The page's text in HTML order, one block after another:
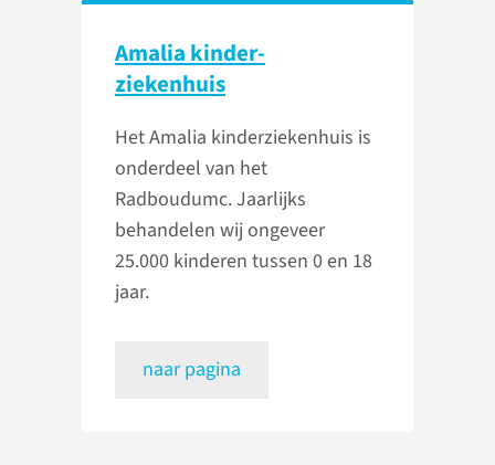
Amalia kinder­
ziekenhuis
Het Amalia kinderziekenhuis is
onderdeel van het
Radboudumc. Jaarlijks
behandelen wij ongeveer
25.000 kinderen tussen 0 en 18
jaar.
naar pagina